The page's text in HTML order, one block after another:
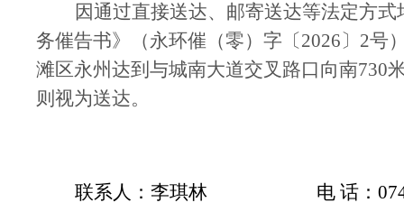
因通过直接送达、邮寄送达等法定方
务催告书》（永环催（零）字〔2026〕 2号
滩区永州达到与城南大道交叉路口向南730
则视为送达。
联系人： 李琪林 电 话：